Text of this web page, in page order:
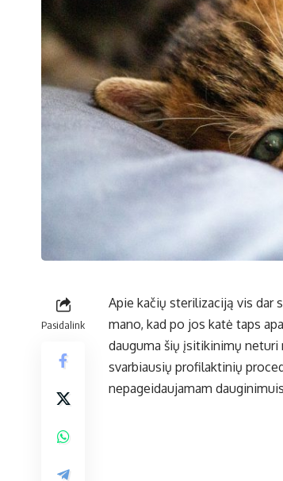
Pasidalink
Apie kačių sterilizaciją vis dar
mano, kad po jos katė taps
dauguma šių įsitikinimų
svarbiausių profilaktinių
nepageidaujamam